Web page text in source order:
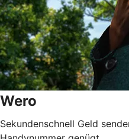
Wero
Sekundenschnell Geld